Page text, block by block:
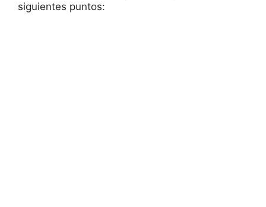
siguientes puntos: